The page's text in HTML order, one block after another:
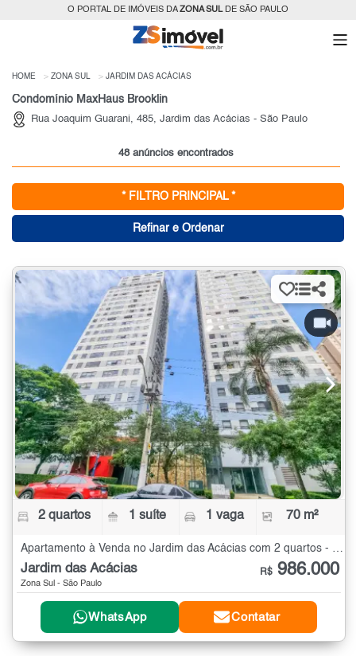
O PORTAL DE IMÓVEIS DAZONA SULDE SÃO PAULO
HOME ZONA SUL JARDIM DAS ACÁCIAS
Condomínio MaxHaus Brooklin
Rua Joaquim Guarani, 485, Jardim das Acácias - São Paulo
48 anúncios encontrados
* FILTRO PRINCIPAL *
Refinar e Ordenar
2 quartos 1 suíte 1 vaga 70 m²
Apartamento à Venda no Jardim das Acácias com 2 quartos - 70 m²
Jardim das Acácias
Zona Sul - São Paulo
R$ 986.000
WhatsApp Contatar